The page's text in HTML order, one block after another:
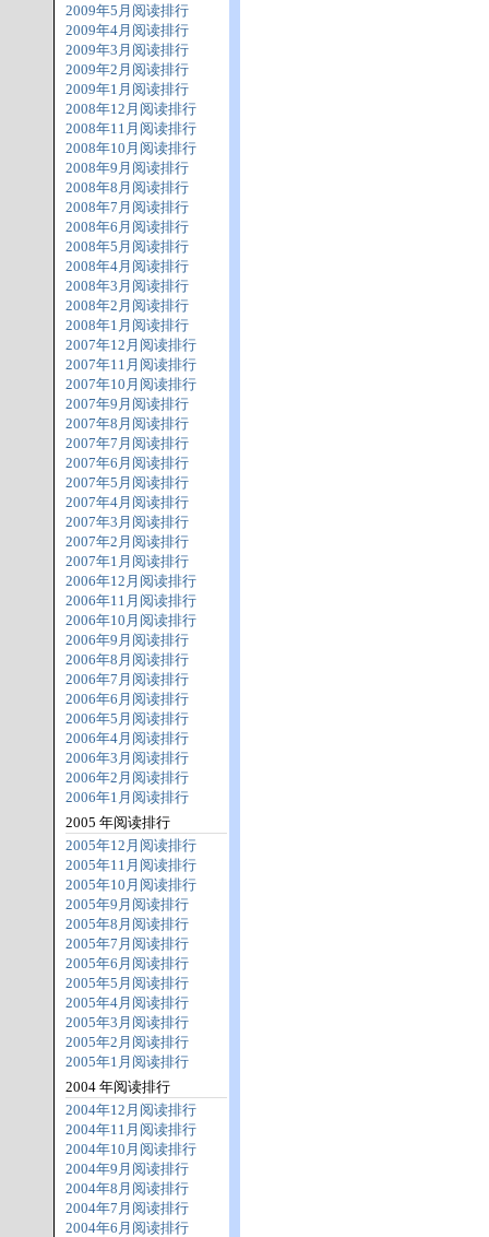
2009年5月阅读排行
2009年4月阅读排行
2009年3月阅读排行
2009年2月阅读排行
2009年1月阅读排行
2008年12月阅读排行
2008年11月阅读排行
2008年10月阅读排行
2008年9月阅读排行
2008年8月阅读排行
2008年7月阅读排行
2008年6月阅读排行
2008年5月阅读排行
2008年4月阅读排行
2008年3月阅读排行
2008年2月阅读排行
2008年1月阅读排行
2007年12月阅读排行
2007年11月阅读排行
2007年10月阅读排行
2007年9月阅读排行
2007年8月阅读排行
2007年7月阅读排行
2007年6月阅读排行
2007年5月阅读排行
2007年4月阅读排行
2007年3月阅读排行
2007年2月阅读排行
2007年1月阅读排行
2006年12月阅读排行
2006年11月阅读排行
2006年10月阅读排行
2006年9月阅读排行
2006年8月阅读排行
2006年7月阅读排行
2006年6月阅读排行
2006年5月阅读排行
2006年4月阅读排行
2006年3月阅读排行
2006年2月阅读排行
2006年1月阅读排行
2005 年阅读排行
2005年12月阅读排行
2005年11月阅读排行
2005年10月阅读排行
2005年9月阅读排行
2005年8月阅读排行
2005年7月阅读排行
2005年6月阅读排行
2005年5月阅读排行
2005年4月阅读排行
2005年3月阅读排行
2005年2月阅读排行
2005年1月阅读排行
2004 年阅读排行
2004年12月阅读排行
2004年11月阅读排行
2004年10月阅读排行
2004年9月阅读排行
2004年8月阅读排行
2004年7月阅读排行
2004年6月阅读排行